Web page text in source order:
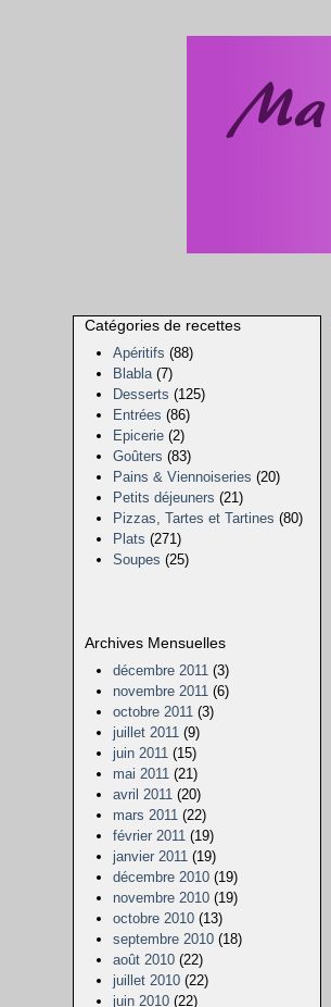
Catégories de recettes
Apéritifs (88)
Blabla (7)
Desserts (125)
Entrées (86)
Epicerie (2)
Goûters (83)
Pains & Viennoiseries (20)
Petits déjeuners (21)
Pizzas, Tartes et Tartines (80)
Plats (271)
Soupes (25)
Archives Mensuelles
décembre 2011 (3)
novembre 2011 (6)
octobre 2011 (3)
juillet 2011 (9)
juin 2011 (15)
mai 2011 (21)
avril 2011 (20)
mars 2011 (22)
février 2011 (19)
janvier 2011 (19)
décembre 2010 (19)
novembre 2010 (19)
octobre 2010 (13)
septembre 2010 (18)
août 2010 (22)
juillet 2010 (22)
juin 2010 (22)